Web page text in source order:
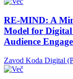
RE-MIND: A
Model for
Audience
Zavod Koda Digital